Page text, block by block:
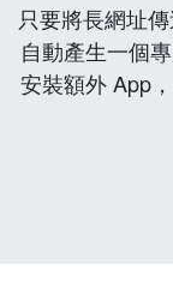
只要將長網址
自動產生一個
安裝額外 App